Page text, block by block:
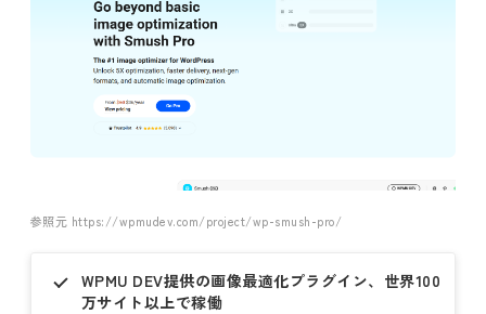
参照元 https://wpmudev.com/project/wp-smush-pro/
WPMU DEV提供の画像最適化プラグイン、世界100
万サイト以上で稼働